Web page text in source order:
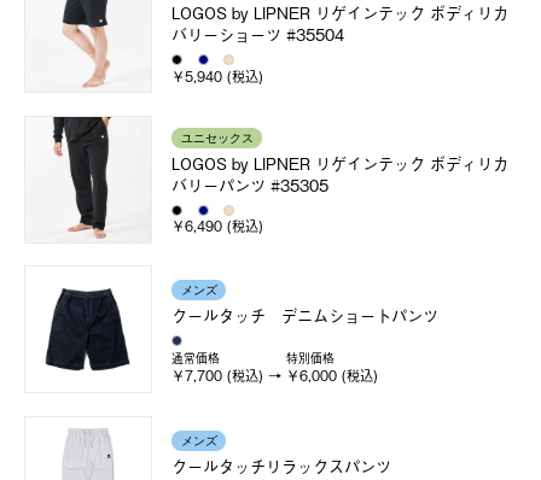
LOGOS by LIPNER リゲインテック ボディリカ
バリーショーツ #35504
￥5,940 (税込)
ユニセックス
LOGOS by LIPNER リゲインテック ボディリカ
バリーパンツ #35305
￥6,490 (税込)
メンズ
クールタッチ デニムショートパンツ
通常価格
￥7,700 (税込)
特別価格
￥6,000 (税込)
メンズ
クールタッチリラックスパンツ